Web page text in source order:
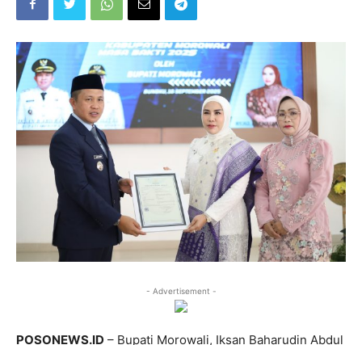
- Advertisement -
POSONEWS.ID – Bupati Morowali, Iksan Baharudin Abdul